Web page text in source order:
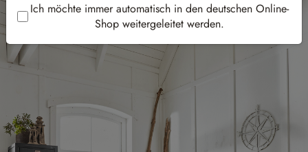
Ich möchte immer automatisch in den deutschen Online-
Shop weitergeleitet werden.